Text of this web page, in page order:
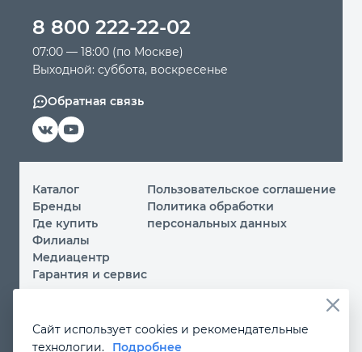
Автомобильный инструмент
Крепежный инструмент
Режущий инструмент
Прочий инструмент
8 800 222-22-02
07:00 — 18:00 (по Москве)
Выходной: суббота, воскресенье
Обратная связь
Каталог
Бренды
Где купить
Филиалы
Медиацентр
Гарантия и сервис
Пользовательское соглашение
Политика обработки
персональных данных
Вы принимаете условияполитики обработки
Сайт использует cookies и рекомендательные
технологии.
Подробнее